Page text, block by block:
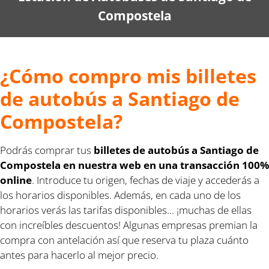
Compostela
¿Cómo compro mis billetes
de autobús a Santiago de
Compostela?
Podrás comprar tus billetes de autobús a Santiago de
Compostela en nuestra web en una transacción 100%
online. Introduce tu origen, fechas de viaje y accederás a
los horarios disponibles. Además, en cada uno de los
horarios verás las tarifas disponibles... ¡muchas de ellas
con increíbles descuentos! Algunas empresas premian la
compra con antelación así que reserva tu plaza cuánto
antes para hacerlo al mejor precio.